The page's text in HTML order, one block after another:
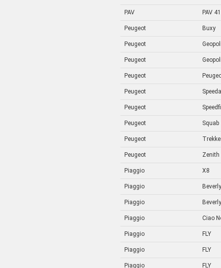
PAV PAV 41
Peugeot Buxy
Peugeot
Peugeot
Peugeot
Peugeot
Peugeot
Peugeot Squab
Peugeot
Peugeot Zenith
Piaggio X8
Piaggio Beverly
Piaggio Beverly
Piaggio Ciao
Piaggio FLY
Piaggio FLY
Piaggio FLY